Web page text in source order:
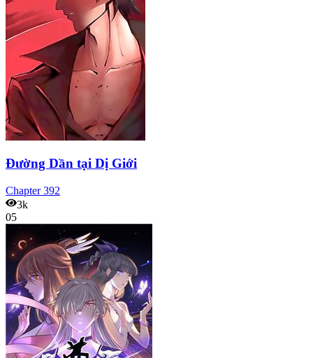
Đường Dần tại Dị Giới
Chapter392
3k
05